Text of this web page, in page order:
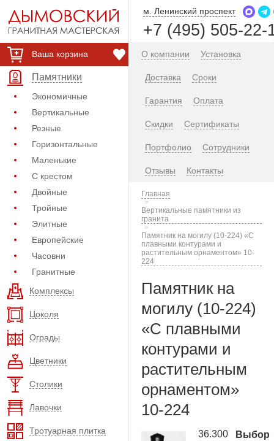
Ваша корзина
Памятники
Экономичные
Вертикальные
Резные
Горизонтальные
Маленькие
С крестом
Двойные
Тройные
Элитные
Европейские
Часовни
Гранитные
Комплексы
Цоколя
Ограды
Цветники
Столики
Лавочки
Тротуарная плитка
м. Ленинский проспект
+7 (495) 505-22-
О компании Установка
Доставка Сроки
Гарантия Оплата
Скидки Сертификаты
Портфолио Сотрудники
Отзывы Контакты
Главная
Вертикальные памятники из
гранита
Памятник на могилу (10-224) «С
плавными контурами и
растительным орнаментом» 10-
224
Памятник на
могилу (10-224)
«С плавными
контурами и
растительным
орнаментом»
10-224
36.300
Выбор